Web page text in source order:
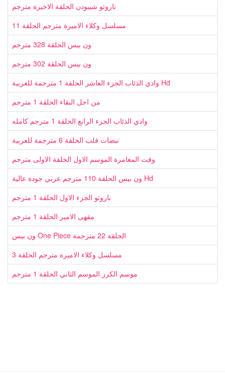
ناروتو شيبودن الحلقة الاخيرة مترجم
مسلسل وكلاء الاميرة مترجم الحلقة 11
ون بيس الحلقة 328 مترجم
ون بيس الحلقة 302 مترجم
وادي الذئاب الجزء العاشر الحلقة 1 مترجمة للعربية Hd
من اجل البقاء الحلقة 1 مترجم
وادي الذئاب الجزء الرابع الحلقة 1 مترجم كامله
نبضات قلب الحلقة 6 مترجمة للعربية
وقت المغامرة الموسم الاول الحلقة الاولى مترجم
ون بيس الحلقة 110 مترجم عربي جودة عالية Hd
ناروتو الجزء الاول الحلقة 1 مترجم
مقهى الامير الحلقة 1 مترجم
ون بيس One Piece الحلقة 22 مترجمة
مسلسل وكلاء الاميرة مترجم الحلقة 3
موسم الكرز الموسم الثاني الحلقة 1 مترجم